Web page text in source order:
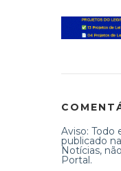
Aviso: Todo
publicado
Notícias,
Portal.